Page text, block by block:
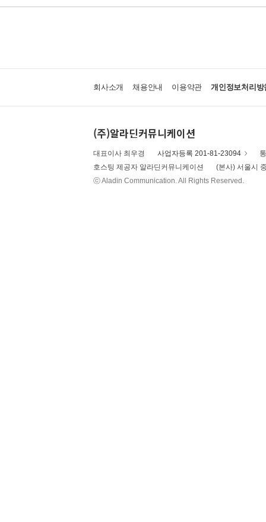
회사소개 채용안내 이용약관 개인정보처리방
(주)알라딘커뮤니케이션
대표이사 최우경 사업자등록 201-81-23094
호스팅 제공자 알라딘커뮤니케이션
(본사) 서울시
ⓒ Aladin Communication. All Rights Reserved.